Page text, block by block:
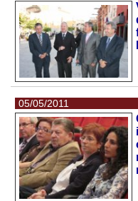
05/05/2011